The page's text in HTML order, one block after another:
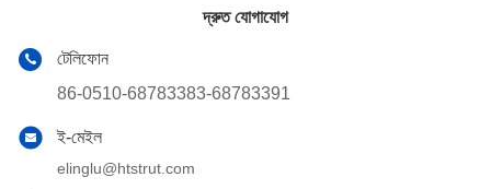
দ্রুত যোগাযোগ
টেলিফোন
86-0510-68783383-68783391
ই-মেইল
elinglu@htstrut.com